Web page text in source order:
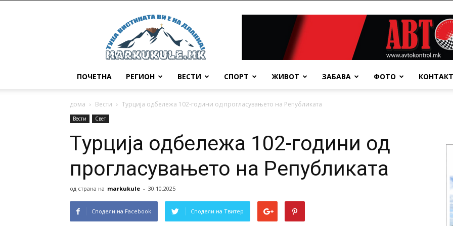
Маркукуле
ПОЧЕТНА РЕГИОН ВЕСТИ СПОРТ ЖИВОТ ЗАБАВА ФОТО КОНТАКТ
дома Вести Tурција одбележа 102-години од прогласувањето на Републиката
Вести Свет
Tурција одбележа 102-години од
прогласувањето на Републиката
од страна на markukule - 30.10.2025
Сподели на Facebook Сподели на Твитер